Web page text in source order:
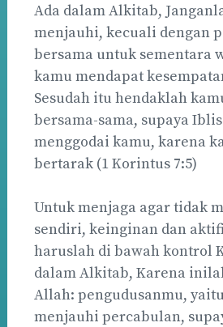
Ada dalam Alkitab,
menjauhi, kecuali dengan
bersama untuk sementara
kamu mendapat
Sesudah itu hendaklah
bersama-sama, supaya
menggodai kamu, karena
bertarak (1 Korintus 7:5)
Untuk menjaga agar tidak
sendiri, keinginan dan
haruslah di bawah kontrol
dalam Alkitab, Karena
Allah: pengudusanmu,
menjauhi percabulan,